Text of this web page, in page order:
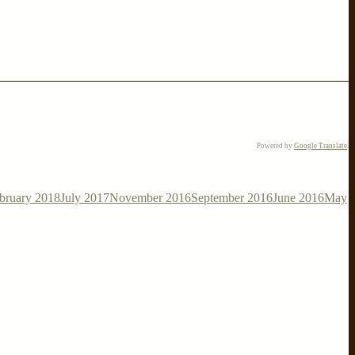
Powered by Google Translate.
2018July 2017November 2016September 2016June 2016May